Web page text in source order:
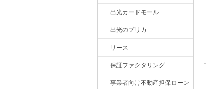
出光カードモール
出光のプリカ
リース
保証ファクタリング
事業者向け不動産担保ローン